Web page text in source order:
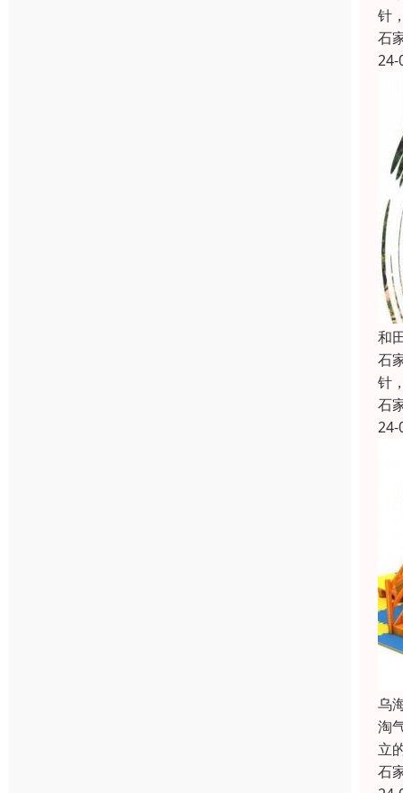
针
石
24-
和
石
针
石
24-
乌
淘
立
石